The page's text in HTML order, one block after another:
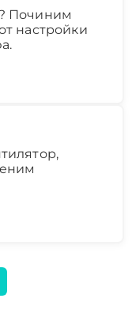
Починим
настройки